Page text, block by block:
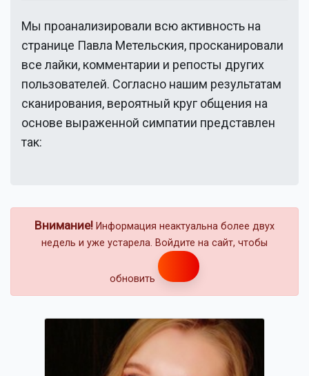
Мы проанализировали всю активность на
странице Павла Метельския, просканировали
все лайки, комментарии и репосты других
пользователей. Согласно нашим результатам
сканирования, вероятный круг общения на
основе выраженной симпатии представлен
так:
Внимание! Информация неактуальна более двух
недель и уже устарела. Войдите на сайт, чтобы
обновить